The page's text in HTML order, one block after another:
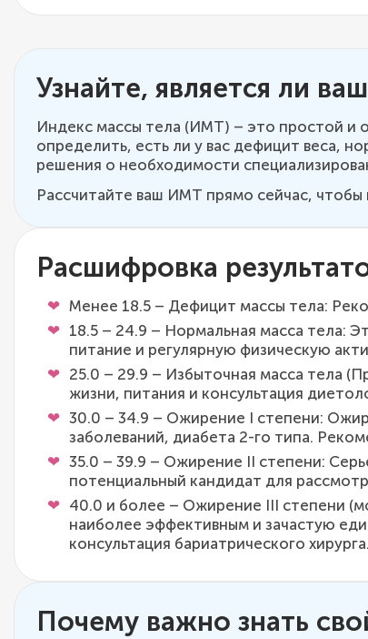
Узнайте, является ли
Индекс массы тела (ИМТ) – это простой и
определить, есть ли у вас дефицит веса,
решения о необходимости
Рассчитайте ваш ИМТ прямо сейчас, чтобы
Расшифровка
Менее 18.5 – Дефицит массы тела:
18.5 – 24.9 – Нормальная масса тела:
питание и регулярную физическую
25.0 – 29.9 – Избыточная масса тела
жизни, питания и консультация
30.0 – 34.9 – Ожирение I степени:
заболеваний, диабета 2-го типа.
35.0 – 39.9 – Ожирение II степени:
потенциальный кандидат для
40.0 и более – Ожирение III степени
наиболее эффективным и зачастую
консультация бариатрического хирурга.
Почему важно знать